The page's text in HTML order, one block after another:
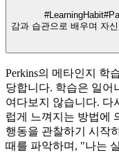
#LearningHabit
감과 습관으로 배우며 자
Perkins의 메타인지 학
당합니다. 학습은 일어
여다보지 않습니다. 다
럽게 느껴지는 방법에
행동을 관찰하기 시작
때를 파악하며, "나는